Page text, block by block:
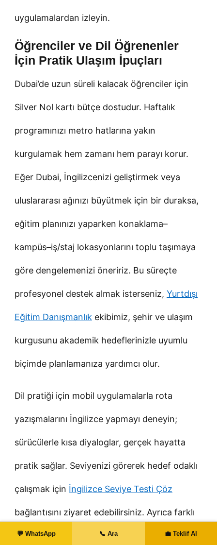
uygulamalardan izleyin.
Öğrenciler ve Dil Öğrenenler
İçin Pratik Ulaşım İpuçları
Dubai’de uzun süreli kalacak öğrenciler için
Silver Nol kartı bütçe dostudur. Haftalık
programınızı metro hatlarına yakın
kurgulamak hem zamanı hem parayı korur.
Eğer Dubai, İngilizcenizi geliştirmek veya
uluslararası ağınızı büyütmek için bir duraksa,
eğitim planınızı yaparken konaklama–
kampüs–iş/staj lokasyonlarını toplu taşımaya
göre dengelemenizi öneririz. Bu süreçte
profesyonel destek almak isterseniz, Yurtdışı
Eğitim Danışmanlık ekibimiz, şehir ve ulaşım
kurgusunu akademik hedeflerinizle uyumlu
biçimde planlamanıza yardımcı olur.
Dil pratiği için mobil uygulamalarla rota
yazışmalarını İngilizce yapmayı deneyin;
sürücülerle kısa diyaloglar, gerçek hayatta
pratik sağlar. Seviyenizi görerek hedef odaklı
çalışmak için İngilizce Seviye Testi Çöz
bağlantısını ziyaret edebilirsiniz. Ayrıca farklı
ülkelerdeki okul ve şehir seçeneklerini
💬 WhatsApp 📞 Ara 💼 Teklif Al